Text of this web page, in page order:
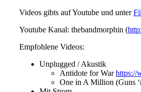
Videos gibts auf Youtube und unter
Youtube Kanal: thebandmorphin (
Empfohlene Videos:
Unplugged / Akustik
Antidote for Warhttps://
One in A Million (Guns